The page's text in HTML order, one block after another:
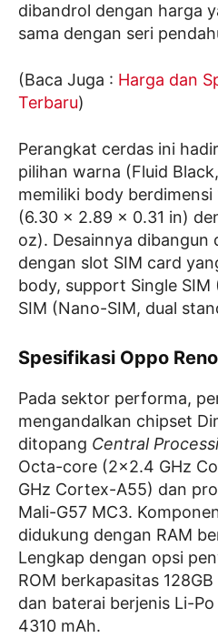
dibandrol dengan harga
sama dengan seri
(Baca Juga : Harga dan
Terbaru)
Perangkat cerdas ini
pilihan warna (Fluid
memiliki body berdimensi
(6.30 x 2.89 x 0.31 in)
oz). Desainnya dibangun
dengan slot SIM card
body, support Single SIM
SIM (Nano-SIM, dual
Spesifikasi Oppo
Pada sektor performa,
mengandalkan chipset
ditopang Central
Octa-core (2×2.4 GHz
GHz Cortex-A55) dan
Mali-G57 MC3.
didukung dengan RAM
Lengkap dengan opsi
ROM berkapasitas
dan baterai berjenis Li-
4310 mAh.